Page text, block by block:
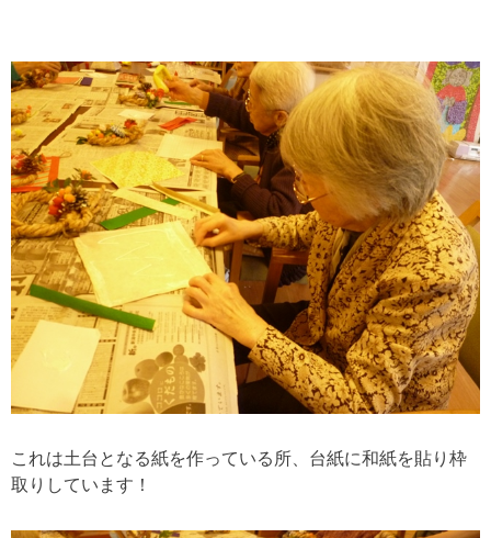
これは土台となる紙を作っている所、台紙に和紙を貼り枠
取りしています！